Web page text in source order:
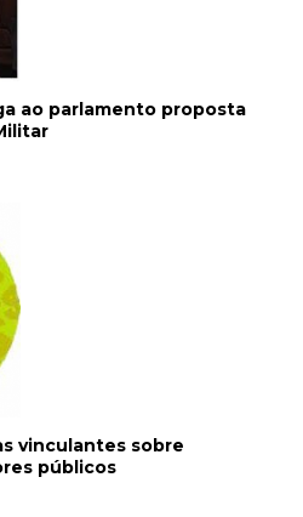
ao parlamento proposta
vinculantes sobre
públicos